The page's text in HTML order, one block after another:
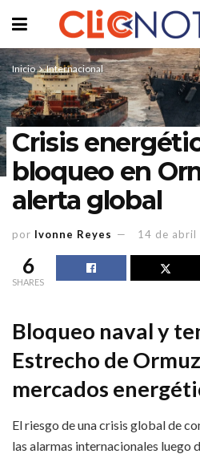
Inicio Internacional
Crisis
bloqueo en
alerta global
por Ivonne Reyes 14 de abril
6
SHARES
Bloqueo naval y
Estrecho de
mercados
El riesgo de una crisis global de
las alarmas internacionales luego